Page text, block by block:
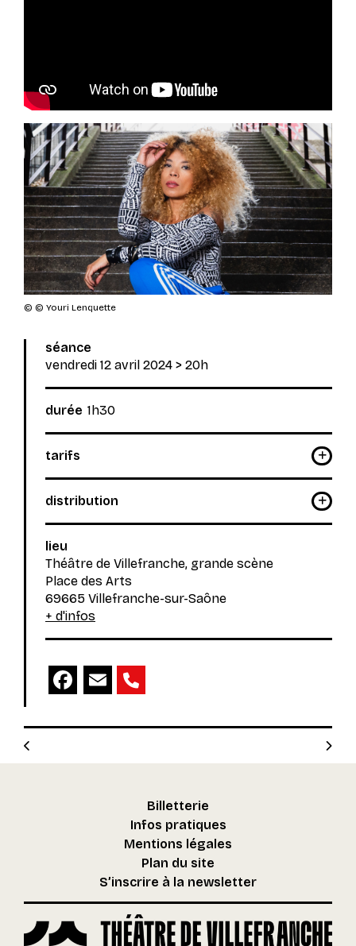
© © Youri Lenquette
séance
vendredi 12 avril 2024 > 20h
durée 1h30
tarifs
distribution
lieu
Théâtre de Villefranche, grande scène
Place des Arts
69665 Villefranche-sur-Saône
+ d'infos
Billetterie
Infos pratiques
Mentions légales
Plan du site
S’inscrire à la newsletter